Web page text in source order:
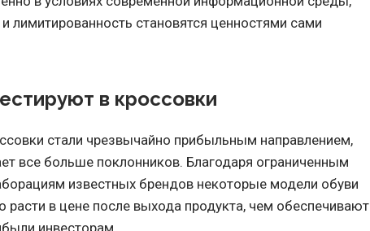
лимитированность становятся ценностями сами
в кроссовки
стали чрезвычайно прибыльным направлением,
все больше поклонников. Благодаря ограниченным
известных брендов некоторые модели обуви
расти в цене после выхода продукта, чем обеспечивают
инвесторам.